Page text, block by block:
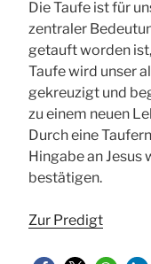
Die Taufe ist für
zentraler
getauft worden
Taufe wird unser
gekreuzigt und
zu einem neuen
Durch eine
Hingabe an Jesus
bestätigen.
Zur Predigt